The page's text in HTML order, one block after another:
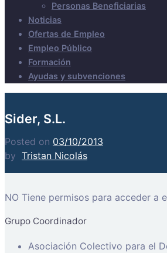
Personas Beneficiarias
Noticias
Ofertas de Empleo
Empleo Público
Formación
Ayudas y subvenciones
Sider, S.L.
Posted on 03/10/2013
by Tristan Nicolás
NO Tiene permisos para acceder a
Grupo Coordinador
Asociación Colectivo para el